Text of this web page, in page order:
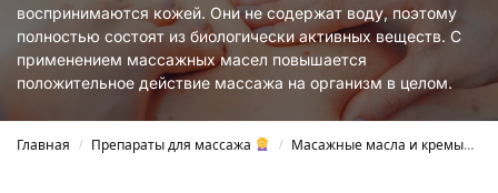
воспринимаются кожей. Они не содержат воду, поэтому
полностью состоят из биологически активных веществ. С
применением массажных масел повышается
положительное действие массажа на организм в целом.
Главная / Препараты для массажа / Масажные масла и кремы